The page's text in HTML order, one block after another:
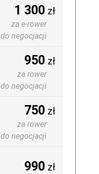
1 300 zł
za e-rower
do negocjacji
950 zł
za rower
do negocjacji
750 zł
za rower
do negocjacji
990 zł